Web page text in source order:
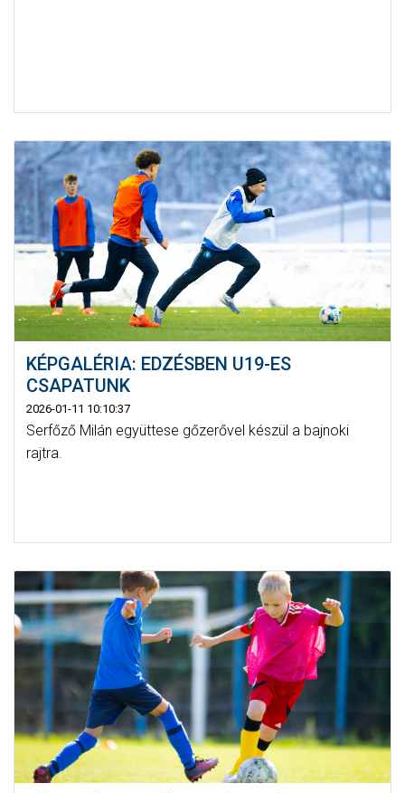
KÉPGALÉRIA: EDZÉSBEN U19-ES
CSAPATUNK
2026-01-11 10:10:37
Serfőző Milán együttese gőzerővel készül a bajnoki
rajtra.